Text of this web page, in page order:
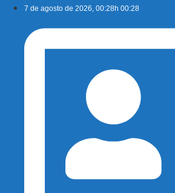
conteúdo
7 de agosto de 2026, 00:28h 00:28